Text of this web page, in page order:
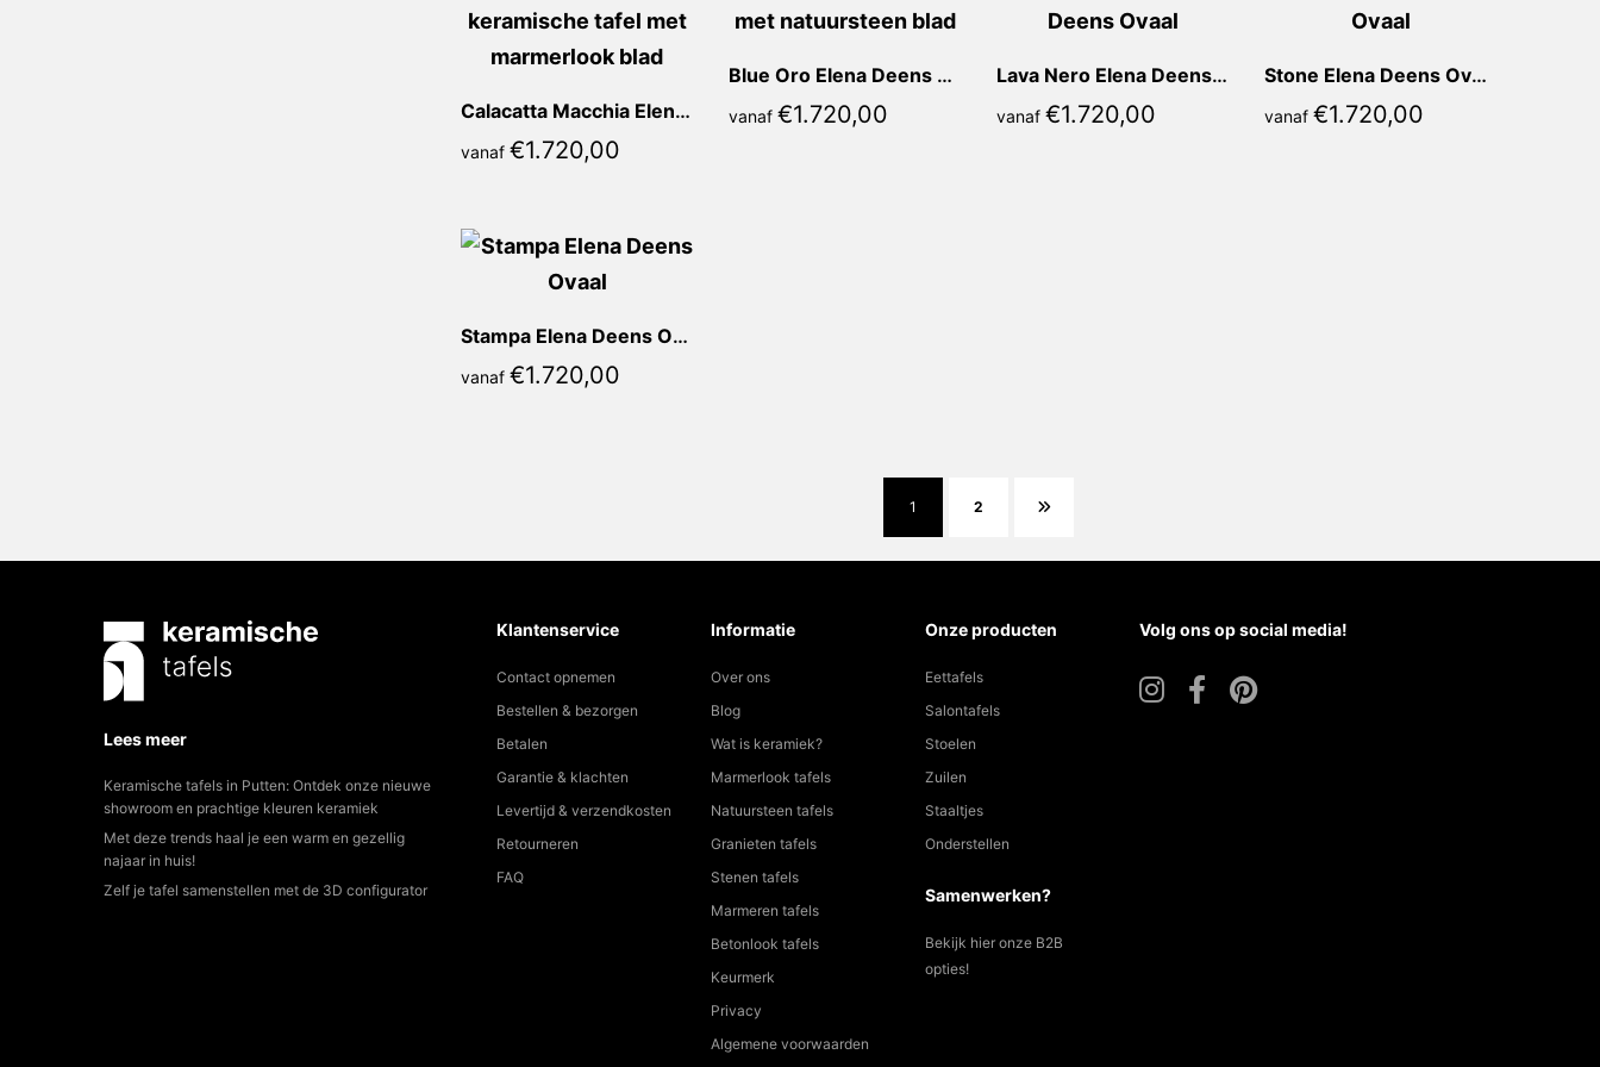
Calacatta Macchia Elena Deens Ovaal
vanaf €1.720,00
Blue Oro Elena Deens Ovaal
vanaf €1.720,00
Lava Nero Elena Deens Ovaal
vanaf €1.720,00
Stone Elena Deens Ovaal
vanaf €1.720,00
Stampa Elena Deens Ovaal
vanaf €1.720,00
1 2
Lees meer
Keramische tafels in Putten: Ontdek onze nieuwe
showroom en prachtige kleuren keramiek
Met deze trends haal je een warm en gezellig
najaar in huis!
Zelf je tafel samenstellen met de 3D configurator
Klantenservice
Contact opnemen
Bestellen & bezorgen
Betalen
Garantie & klachten
Levertijd & verzendkosten
Retourneren
FAQ
Informatie
Over ons
Blog
Wat is keramiek?
Marmerlook tafels
Natuursteen tafels
Granieten tafels
Stenen tafels
Marmeren tafels
Betonlook tafels
Keurmerk
Privacy
Algemene voorwaarden
Onze producten
Eettafels
Salontafels
Stoelen
Zuilen
Staaltjes
Onderstellen
Samenwerken?
Bekijk hier onze B2B
opties!
Volg ons op social media!